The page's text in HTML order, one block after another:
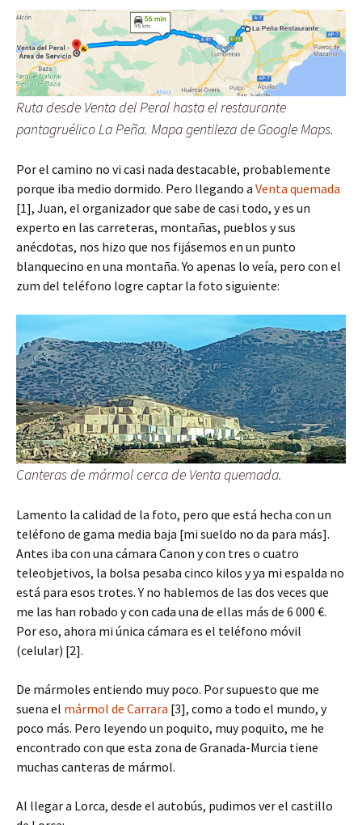
Ruta desde Venta del Peral hasta el restaurante
pantagruélicoLa Peña. Mapa gentileza de Google Maps.
Por el camino no vi casi nada destacable, probablemente
porque iba medio dormido. Pero llegando a Venta quemada
[1], Juan, el organizador que sabe de casi todo, y es un
experto en las carreteras, montañas, pueblos y sus
anécdotas, nos hizo que nos fijásemos en un punto
blanquecino en una montaña. Yo apenas lo veía, pero con el
zum del teléfono logre captar la foto siguiente:
Canteras de mármol cerca de Venta quemada.
Lamento la calidad de la foto, pero que está hecha con un
teléfono de gama media baja [mi sueldo no da para más].
Antes iba con una cámara Canon y con tres o cuatro
teleobjetivos, la bolsa pesaba cinco kilos y ya mi espalda no
está para esos trotes. Y no hablemos de las dos veces que
me las han robado y con cada una de ellas más de 6 000 €.
Por eso, ahora mi única cámara es el teléfono móvil
(celular) [2].
De mármoles entiendo muy poco. Por supuesto que me
suena el mármol de Carrara [3], como a todo el mundo, y
poco más. Pero leyendo un poquito, muy poquito, me he
encontrado con que esta zona de Granada-Murcia tiene
muchas canteras de mármol.
Al llegar a Lorca, desde el autobús, pudimos ver el castillo